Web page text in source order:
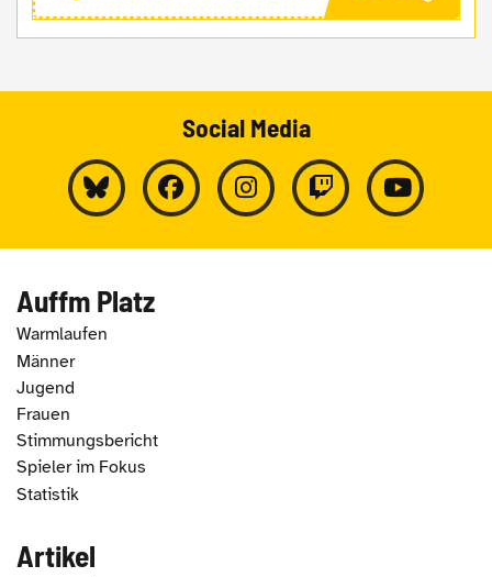
Social Media
Auffm Platz
Warmlaufen
Männer
Jugend
Frauen
Stimmungsbericht
Spieler im Fokus
Statistik
Artikel